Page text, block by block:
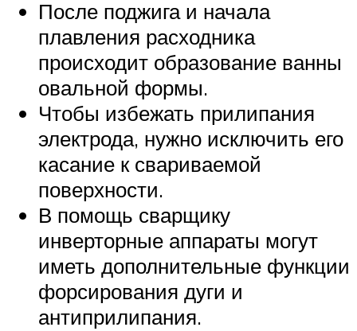
После поджига и начала
плавления расходника
происходит образование ванны
овальной формы.
Чтобы избежать прилипания
электрода, нужно исключить его
касание к свариваемой
поверхности.
В помощь сварщику
инверторные аппараты могут
иметь дополнительные функции
форсирования дуги и
антиприлипания.